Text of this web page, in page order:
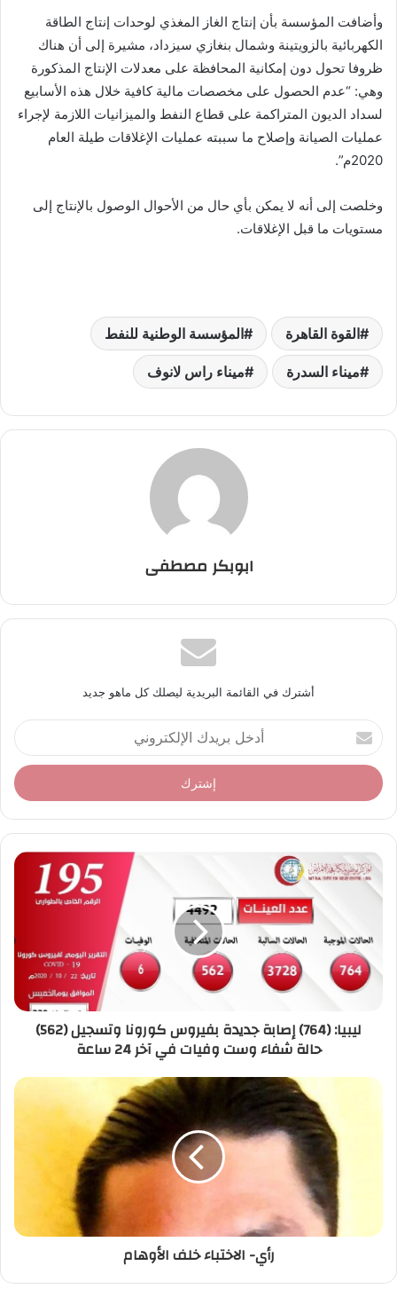
وأضافت المؤسسة بأن إنتاج الغاز المغذي لوحدات إنتاج الطاقة
الكهربائية بالزويتينة وشمال بنغازي سيزداد، مشيرة إلى أن هناك
ظروفا تحول دون إمكانية المحافظة على معدلات الإنتاج المذكورة
وهي: “عدم الحصول على مخصصات مالية كافية خلال هذه الأسابيع
لسداد الديون المتراكمة على قطاع النفط والميزانيات اللازمة لإجراء
عمليات الصيانة وإصلاح ما سببته عمليات الإغلاقات طيلة العام
2020م”.
وخلصت إلى أنه لا يمكن بأي حال من الأحوال الوصول بالإنتاج إلى
مستويات ما قبل الإغلاقات.
القوة القاهرة المؤسسة الوطنية للنفط
ميناء السدرة ميناء راس لانوف
ابوبكر مصطفى
أشترك في القائمة البريدية ليصلك كل ماهو جديد
أ
د
خ
ل
ر
د
ا
ك
ليبيا: (764) إصابة جديدة بفيروس كورونا وتسجيل (562)
حالة شفاء وست وفيات في آخر 24 ساعة
رأي- الاختباء خلف الأوهام